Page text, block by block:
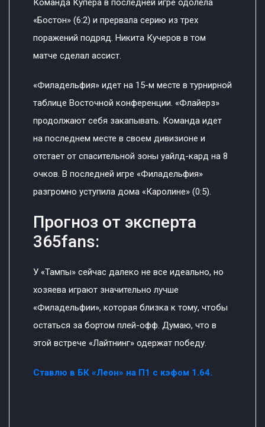
Команда Купера в последней игре одолела
«Бостон» (6:2) и прервала серию из трех
поражений подряд. Никита Кучеров в том
матче сделал ассист.
«Филадельфия» идет на 15-м месте в турнирной
таблице Восточной конференции. «Флайерз»
продолжают себя закапывать. Команда идет
на последнем месте в своем дивизионе и
отстает от спасительной зоны уайлд-кард на 8
очков. В последней игре «Филадельфия»
разгромно уступила дома «Каролине» (0:5).
Прогноз от эксперта
365fans:
У «Тампы» сейчас далеко не все идеально, но
хозяева играют значительно лучше
«Филадельфии», которая близка к тому, чтобы
остаться за бортом плей-офф. Думаю, что в
этой встрече «Лайтнинг» одержат победу.
Ставлю в БК «Леон» на П1 с кэфом 1.64.